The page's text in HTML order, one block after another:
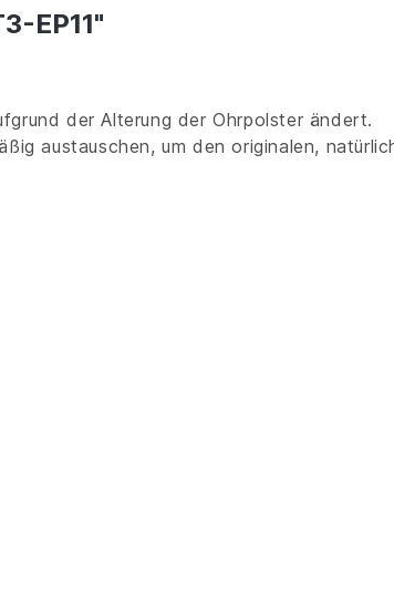
EP11"
der Alterung der Ohrpolster ändert.
austauschen, um den originalen,